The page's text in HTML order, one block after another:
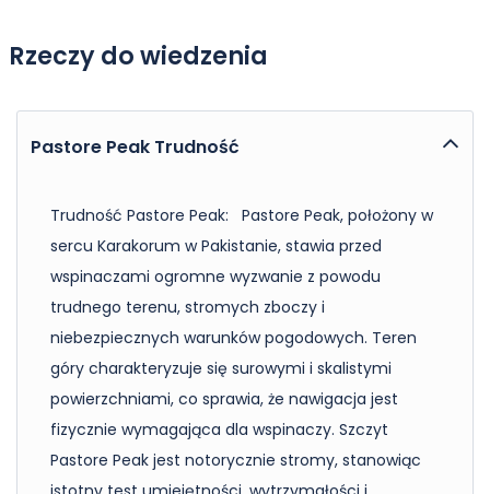
Rzeczy do wiedzenia
Pastore Peak Trudność
Trudność Pastore Peak: Pastore Peak, położony w
sercu Karakorum w Pakistanie, stawia przed
wspinaczami ogromne wyzwanie z powodu
trudnego terenu, stromych zboczy i
niebezpiecznych warunków pogodowych. Teren
góry charakteryzuje się surowymi i skalistymi
powierzchniami, co sprawia, że nawigacja jest
fizycznie wymagająca dla wspinaczy. Szczyt
Pastore Peak jest notorycznie stromy, stanowiąc